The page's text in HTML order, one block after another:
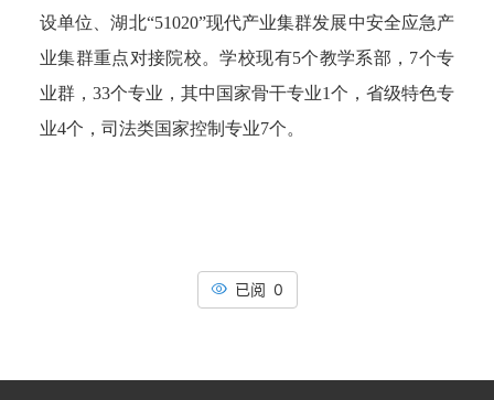
设单位、湖北“51020”现代产业集群发展中安全应急产
业集群重点对接院校。学校现有5个教学系部，7个专
业群，33个专业，其中国家骨干专业1个，省级特色专
业4个，司法类国家控制专业7个。
已阅 0